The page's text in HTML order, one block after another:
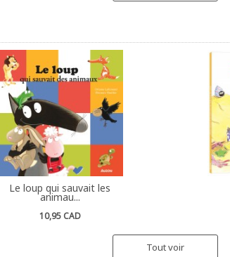
Le loup qui sauvait les
animau...
10,95 CAD
Tout voir